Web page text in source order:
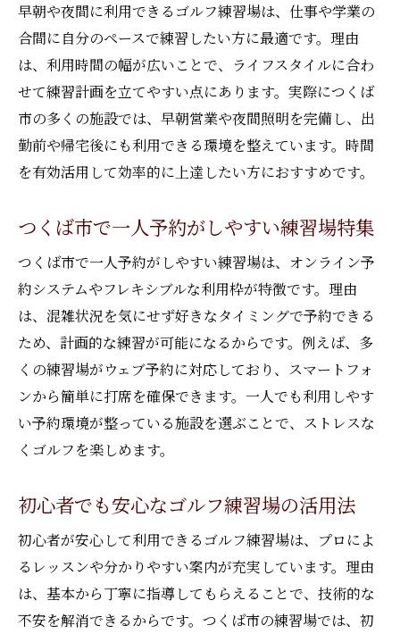
早朝や夜間に利用できるゴルフ練習場は、仕事や学業の
合間に自分のペースで練習したい方に最適です。理由
は、利用時間の幅が広いことで、ライフスタイルに合わ
せて練習計画を立てやすい点にあります。実際につくば
市の多くの施設では、早朝営業や夜間照明を完備し、出
勤前や帰宅後にも利用できる環境を整えています。時間
を有効活用して効率的に上達したい方におすすめです。
つくば市で一人予約がしやすい練習場特集
つくば市で一人予約がしやすい練習場は、オンライン予
約システムやフレキシブルな利用枠が特徴です。理由
は、混雑状況を気にせず好きなタイミングで予約できる
ため、計画的な練習が可能になるからです。例えば、多
くの練習場がウェブ予約に対応しており、スマートフォ
ンから簡単に打席を確保できます。一人でも利用しやす
い予約環境が整っている施設を選ぶことで、ストレスな
くゴルフを楽しめます。
初心者でも安心なゴルフ練習場の活用法
初心者が安心して利用できるゴルフ練習場は、プロによ
るレッスンや分かりやすい案内が充実しています。理由
は、基本から丁寧に指導してもらえることで、技術的な
不安を解消できるからです。つくば市の練習場では、初